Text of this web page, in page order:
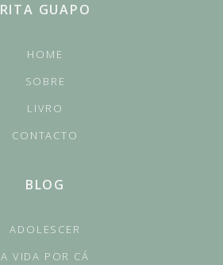
RITA GUAPO
HOME
SOBRE
LIVRO
CONTACTO
BLOG
ADOLESCER
A VIDA POR CÁ